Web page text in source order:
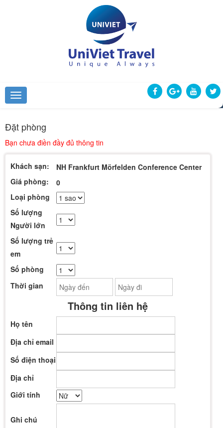
Đặt phòng
Bạn chưa điền đầy đủ thông tin
Khách sạn:
NH Frankfurt Mörfelden Conference Center
Giá phòng:
0
Loại phòng
Số lượng
Người lớn
Số lượng trẻ
em
Số phòng
Thời gian
Thông tin liên hệ
Họ tên
Địa chỉ email
Số điện thoại
Địa chỉ
Giới tính
Ghi chú